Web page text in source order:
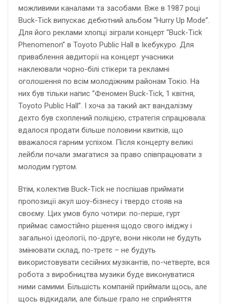
можливими каналами та засобами. Вже в 1987 році
Buck-Tick випускає дебютний альбом “Hurry Up Mode”.
Для його реклами хлопці зіграли концерт “Buck-Tick
Phenomenon” в Toyoto Public Hall в Ікебукуро. Для
приваблення авдиторії на концерт учасники
наклеювали чорно-білі стікери та рекламні
оголошення по всім молодіжним районам Токіо. На
них був тільки напис “Феномен Buck-Tick, 1 квітня,
Toyoto Public Hall”. І хоча за такий акт вандалізму
дехто був схоплений поліцією, стратегія спрацювала:
вдалося продати більше половини квитків, що
вважалося гарним успіхом. Після концерту великі
лейбли почали змагатися за право співпрацювати з
молодим гуртом.
Втім, колектив Buck-Tick не поспішав приймати
пропозиції акул шоу-бізнесу і твердо стояв на
своєму. Цих умов було чотири: по-перше, гурт
приймає самостійно рішення щодо свого іміджу і
загальної ідеології, по-друге, вони ніколи не будуть
змінювати склад, по-третє – не будуть
використовувати сесійних музікантів, по-четверте, вся
робота з виробництва музики буде виконуватися
ними самими. Більшість компаній приймали щось, але
щось відкидали, але більше грало не сприйняття